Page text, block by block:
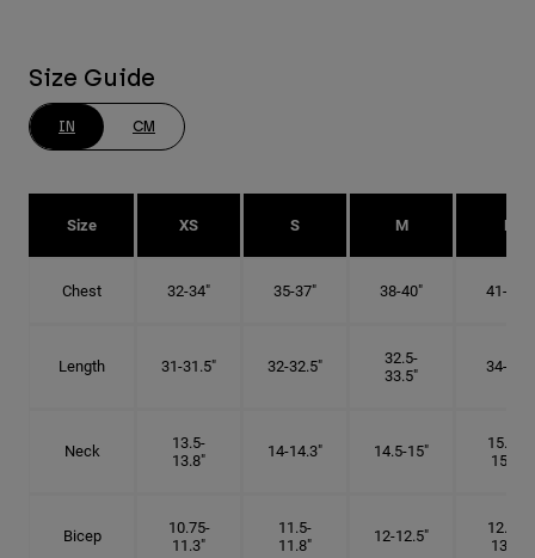
Size Guide
IN CM
Size XS S M L
Chest 32-34" 35-37" 38-40" 41-43"
Length 31-31.5" 32-32.5"
32.5-
33.5"
34-35"
Neck
13.5-
13.8"
14-14.3" 14.5-15"
15.25-
15.5"
Bicep
10.75-
11.3"
11.5-
11.8"
12-12.5"
12.75-
13.3"